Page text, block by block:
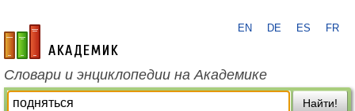
academic.ru
EN DE ES FR
Словари и энциклопедии на Академике
Найти!